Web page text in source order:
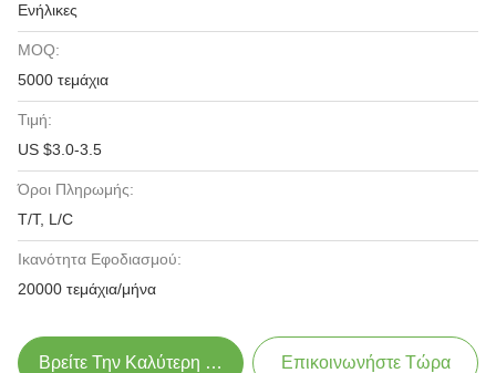
Ενήλικες
MOQ:
5000 τεμάχια
Τιμή:
US $3.0-3.5
Όροι Πληρωμής:
T/T, L/C
Ικανότητα Εφοδιασμού:
20000 τεμάχια/μήνα
Βρείτε Την Καλύτερη Τιμή Επικοινωνήστε Τώρα